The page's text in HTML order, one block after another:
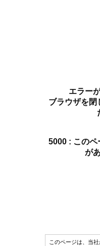
エラー
ブラウザを閉
5000 : このペ
が
このページは、当